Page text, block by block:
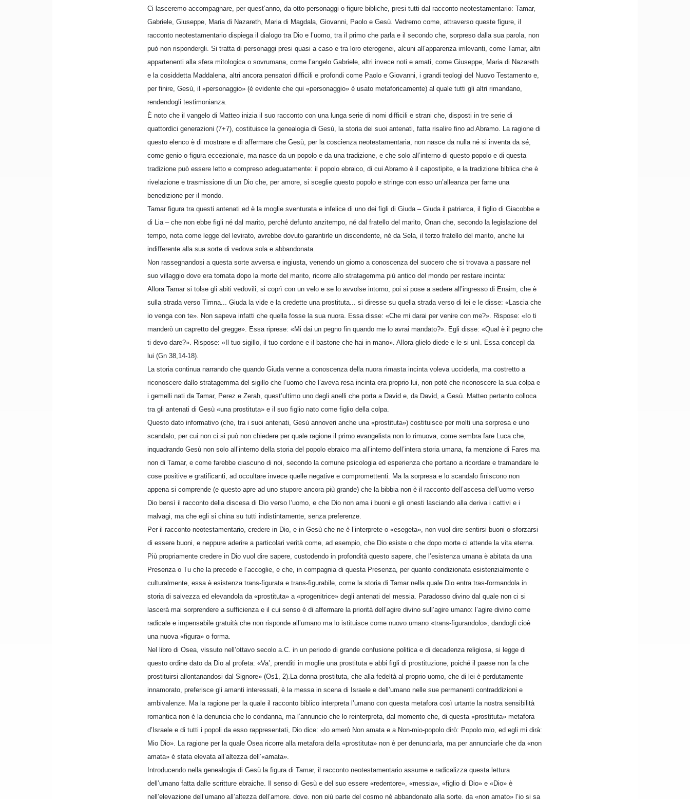
Ci lasceremo accompagnare, per quest’anno, da otto personaggi o figure bibliche, presi tutti dal racconto neotestamentario: Tamar,
Gabriele, Giuseppe, Maria di Nazareth, Maria di Magdala, Giovanni, Paolo e Gesù. Vedremo come, attraverso queste figure, il
racconto neotestamentario dispiega il dialogo tra Dio e l’uomo, tra il primo che parla e il secondo che, sorpreso dalla sua parola, non
può non rispondergli. Si tratta di personaggi presi quasi a caso e tra loro eterogenei, alcuni all’apparenza irrilevanti, come Tamar, altri
appartenenti alla sfera mitologica o sovrumana, come l’angelo Gabriele, altri invece noti e amati, come Giuseppe, Maria di Nazareth
e la cosiddetta Maddalena, altri ancora pensatori difficili e profondi come Paolo e Giovanni, i grandi teologi del Nuovo Testamento e,
per finire, Gesù, il «personaggio» (è evidente che qui «personaggio» è usato metaforicamente) al quale tutti gli altri rimandano,
rendendogli testimonianza.
È noto che il vangelo di Matteo inizia il suo racconto con una lunga serie di nomi difficili e strani che, disposti in tre serie di
quattordici generazioni (7+7), costituisce la genealogia di Gesù, la storia dei suoi antenati, fatta risalire fino ad Abramo. La ragione di
questo elenco è di mostrare e di affermare che Gesù, per la coscienza neotestamentaria, non nasce da nulla né si inventa da sé,
come genio o figura eccezionale, ma nasce da un popolo e da una tradizione, e che solo all’interno di questo popolo e di questa
tradizione può essere letto e compreso adeguatamente: il popolo ebraico, di cui Abramo è il capostipite, e la tradizione biblica che è
rivelazione e trasmissione di un Dio che, per amore, si sceglie questo popolo e stringe con esso un’alleanza per farne una
benedizione per il mondo.
Tamar figura tra questi antenati ed è la moglie sventurata e infelice di uno dei figli di Giuda – Giuda il patriarca, il figlio di Giacobbe e
di Lia – che non ebbe figli né dal marito, perché defunto anzitempo, né dal fratello del marito, Onan che, secondo la legislazione del
tempo, nota come legge del levirato, avrebbe dovuto garantirle un discendente, né da Sela, il terzo fratello del marito, anche lui
indifferente alla sua sorte di vedova sola e abbandonata.
Non rassegnandosi a questa sorte avversa e ingiusta, venendo un giorno a conoscenza del suocero che si trovava a passare nel
suo villaggio dove era tornata dopo la morte del marito, ricorre allo stratagemma più antico del mondo per restare incinta:
Allora Tamar si tolse gli abiti vedovili, si coprì con un velo e se lo avvolse intorno, poi si pose a sedere all’ingresso di Enaim, che è
sulla strada verso Timna... Giuda la vide e la credette una prostituta... si diresse su quella strada verso di lei e le disse: «Lascia che
io venga con te». Non sapeva infatti che quella fosse la sua nuora. Essa disse: «Che mi darai per venire con me?». Rispose: «Io ti
manderò un capretto del gregge». Essa riprese: «Mi dai un pegno fin quando me lo avrai mandato?». Egli disse: «Qual è il pegno che
ti devo dare?». Rispose: «Il tuo sigillo, il tuo cordone e il bastone che hai in mano». Allora glielo diede e le si unì. Essa concepì da
lui (Gn 38,14-18).
La storia continua narrando che quando Giuda venne a conoscenza della nuora rimasta incinta voleva ucciderla, ma costretto a
riconoscere dallo stratagemma del sigillo che l’uomo che l’aveva resa incinta era proprio lui, non poté che riconoscere la sua colpa e
i gemelli nati da Tamar, Perez e Zerah, quest’ultimo uno degli anelli che porta a David e, da David, a Gesù. Matteo pertanto colloca
tra gli antenati di Gesù «una prostituta» e il suo figlio nato come figlio della colpa.
Questo dato informativo (che, tra i suoi antenati, Gesù annoveri anche una «prostituta») costituisce per molti una sorpresa e uno
scandalo, per cui non ci si può non chiedere per quale ragione il primo evangelista non lo rimuova, come sembra fare Luca che,
inquadrando Gesù non solo all’interno della storia del popolo ebraico ma all’interno dell’intera storia umana, fa menzione di Fares ma
non di Tamar, e come farebbe ciascuno di noi, secondo la comune psicologia ed esperienza che portano a ricordare e tramandare le
cose positive e gratificanti, ad occultare invece quelle negative e compromettenti. Ma la sorpresa e lo scandalo finiscono non
appena si comprende (e questo apre ad uno stupore ancora più grande) che la bibbia non è il racconto dell’ascesa dell’uomo verso
Dio bensì il racconto della discesa di Dio verso l’uomo, e che Dio non ama i buoni e gli onesti lasciando alla deriva i cattivi e i
malvagi, ma che egli si china su tutti indistintamente, senza preferenze.
Per il racconto neotestamentario, credere in Dio, e in Gesù che ne è l’interprete o «esegeta», non vuol dire sentirsi buoni o sforzarsi
di essere buoni, e neppure aderire a particolari verità come, ad esempio, che Dio esiste o che dopo morte ci attende la vita eterna.
Più propriamente credere in Dio vuol dire sapere, custodendo in profondità questo sapere, che l’esistenza umana è abitata da una
Presenza o Tu che la precede e l’accoglie, e che, in compagnia di questa Presenza, per quanto condizionata esistenzialmente e
culturalmente, essa è esistenza trans-figurata e trans-figurabile, come la storia di Tamar nella quale Dio entra tras-formandola in
storia di salvezza ed elevandola da «prostituta» a «progenitrice» degli antenati del messia. Paradosso divino dal quale non ci si
lascerà mai sorprendere a sufficienza e il cui senso è di affermare la priorità dell’agire divino sull’agire umano: l’agire divino come
radicale e impensabile gratuità che non risponde all’umano ma lo istituisce come nuovo umano «trans-figurandolo», dandogli cioè
una nuova «figura» o forma.
Nel libro di Osea, vissuto nell’ottavo secolo a.C. in un periodo di grande confusione politica e di decadenza religiosa, si legge di
questo ordine dato da Dio al profeta: «Va’, prenditi in moglie una prostituta e abbi figli di prostituzione, poiché il paese non fa che
prostituirsi allontanandosi dal Signore» (Os1, 2).La donna prostituta, che alla fedeltà al proprio uomo, che di lei è perdutamente
innamorato, preferisce gli amanti interessati, è la messa in scena di Israele e dell’umano nelle sue permanenti contraddizioni e
ambivalenze. Ma la ragione per la quale il racconto biblico interpreta l’umano con questa metafora così urtante la nostra sensibilità
romantica non è la denuncia che lo condanna, ma l’annuncio che lo reinterpreta, dal momento che, di questa «prostituta» metafora
d’Israele e di tutti i popoli da esso rappresentati, Dio dice: «Io amerò Non amata e a Non-mio-popolo dirò: Popolo mio, ed egli mi dirà:
Mio Dio». La ragione per la quale Osea ricorre alla metafora della «prostituta» non è per denunciarla, ma per annunciarle che da «non
amata» è stata elevata all’altezza dell’«amata».
Introducendo nella genealogia di Gesù la figura di Tamar, il racconto neotestamentario assume e radicalizza questa lettura
dell’umano fatta dalle scritture ebraiche. Il senso di Gesù e del suo essere «redentore», «messia», «figlio di Dio» e «Dio» è
nell’elevazione dell’umano all’altezza dell’amore, dove, non più parte del cosmo né abbandonato alla sorte, da «non amato» l’io si sa